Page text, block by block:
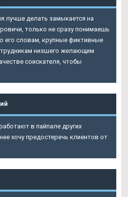
лучше делать замыкается на
только не сразу понимаешь
его словам, крупные фиктивные
низшего желающим
соискателя, чтобы
в пайпале других
хочу предостеречь клиентов от